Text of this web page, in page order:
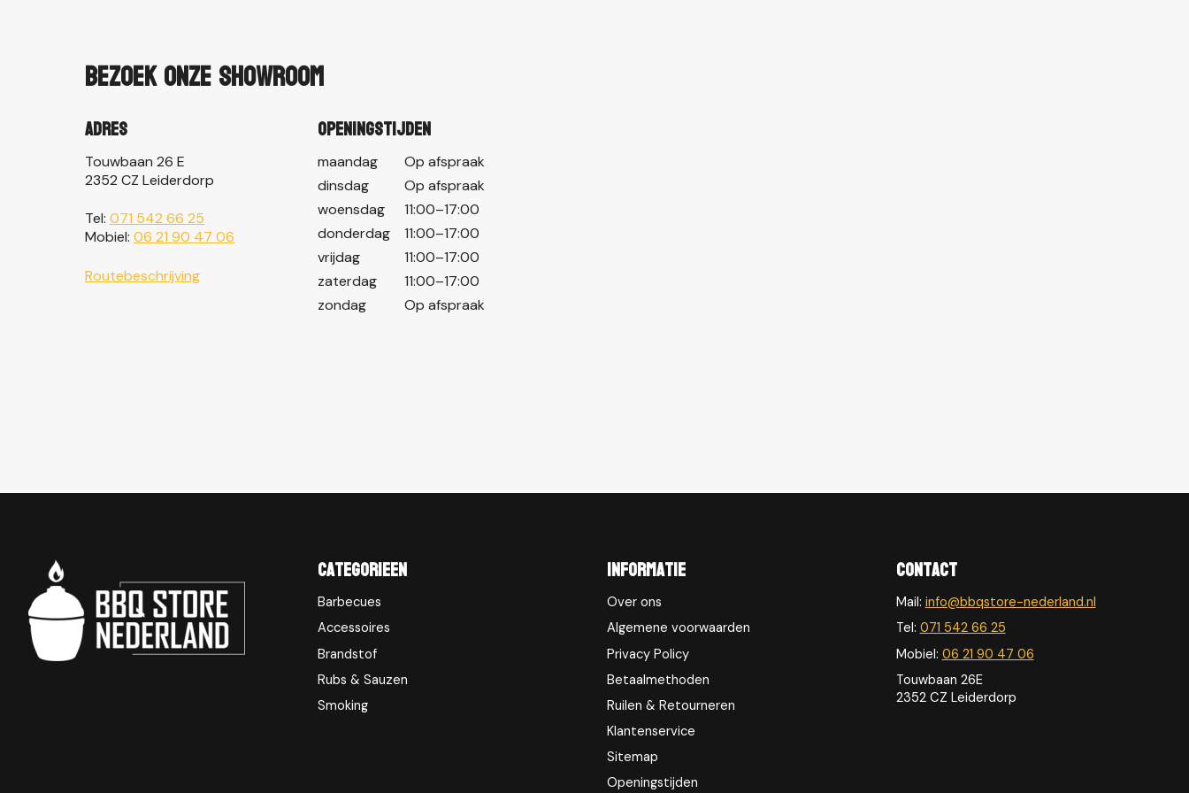
Bezoek onze showroom
Adres
Touwbaan 26 E
2352 CZ Leiderdorp
Tel: 071 542 66 25
Mobiel: 06 21 90 47 06
Routebeschrijving
Openingstijden
maandag
Op afspraak
dinsdag
Op afspraak
woensdag
11:00–17:00
donderdag
11:00–17:00
vrijdag
11:00–17:00
zaterdag
11:00–17:00
zondag
Op afspraak
Categorieen
Barbecues
Accessoires
Brandstof
Rubs & Sauzen
Smoking
Informatie
Over ons
Algemene voorwaarden
Privacy Policy
Betaalmethoden
Ruilen & Retourneren
Klantenservice
Sitemap
Openingstijden
Contact
Mail: info@bbqstore-nederland.nl
Tel: 071 542 66 25
Mobiel: 06 21 90 47 06
Touwbaan 26E
2352 CZ Leiderdorp